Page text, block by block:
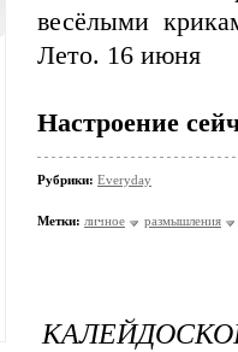
весёлыми
Лето. 16 июня
Настроение
Рубрики: Everyday
Метки: личное размышления